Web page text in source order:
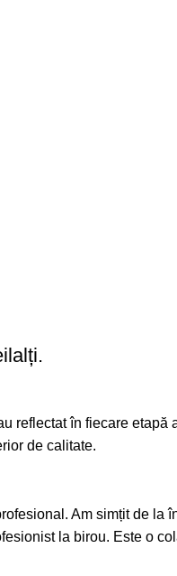
în fiecare
de calitate.
Am simțit de
la birou. Este o